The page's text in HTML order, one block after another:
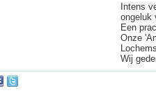
Intens
ongeluk
Een
Onze
Wij